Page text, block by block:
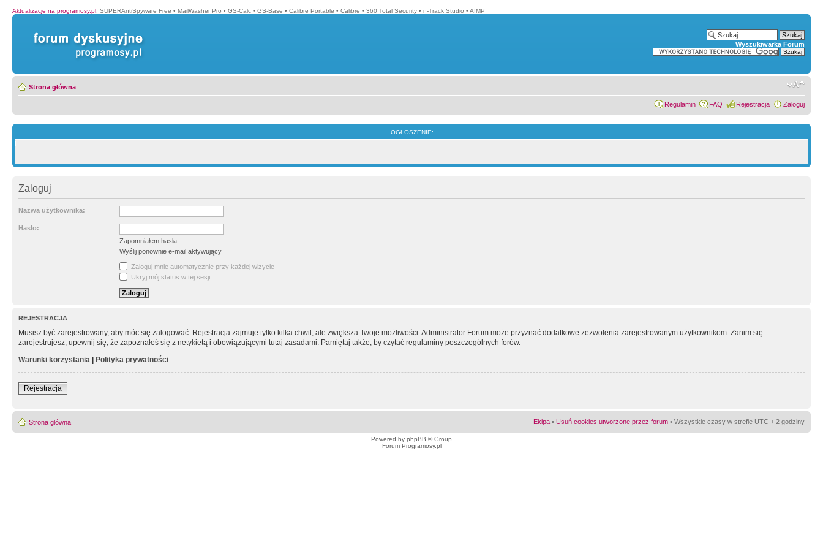
Aktualizacje na programosy.pl: SUPERAntiSpyware Free • MailWasher Pro • GS-Calc • GS-Base • Calibre Portable • Calibre • 360 Total Security • n-Track Studio • AIMP
Wyszukiwarka Forum
Strona główna
Regulamin FAQ Rejestracja Zaloguj
OGŁOSZENIE:
Zaloguj
Nazwa użytkownika:
Hasło:
Zapomniałem hasła
Wyślij ponownie e-mail aktywujący
Zaloguj mnie automatycznie przy każdej wizycie
Ukryj mój status w tej sesji
REJESTRACJA
Musisz być zarejestrowany, aby móc się zalogować. Rejestracja zajmuje tylko kilka chwil, ale zwiększa Twoje możliwości. Administrator Forum może przyznać dodatkowe zezwolenia zarejestrowanym użytkownikom. Zanim się
zarejestrujesz, upewnij się, że zapoznałeś się z netykietą i obowiązującymi tutaj zasadami. Pamiętaj także, by czytać regulaminy poszczególnych forów.
Warunki korzystania | Polityka prywatności
Rejestracja
Strona główna Ekipa • Usuń cookies utworzone przez forum • Wszystkie czasy w strefie UTC + 2 godziny
Powered by phpBB © Group
Forum Programosy.pl